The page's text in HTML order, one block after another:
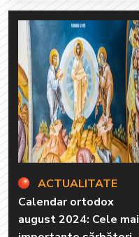
ACTUALITATE
Calendar ortodox
august 2024: Cele mai